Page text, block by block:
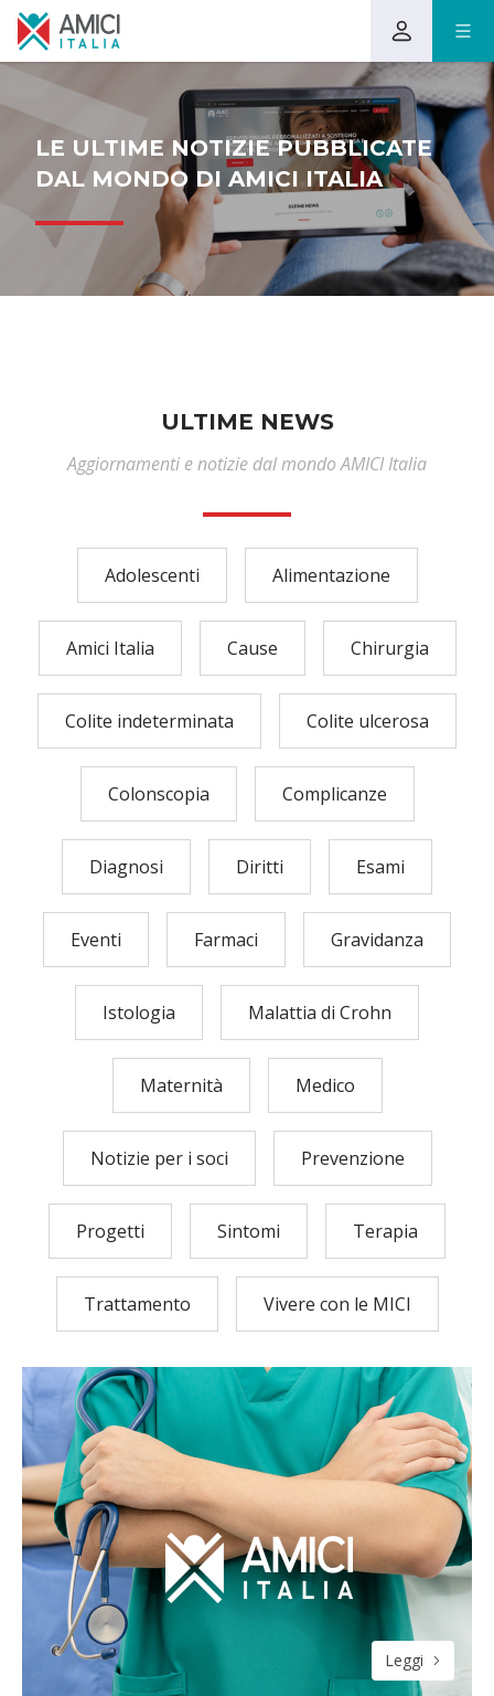
LE ULTIME NOTIZIE PUBBLICATE
DAL MONDO DI AMICI ITALIA
ULTIME NEWS
Aggiornamenti e notizie dal mondo AMICI Italia
Adolescenti Alimentazione
Amici Italia Cause Chirurgia
Colite indeterminata Colite ulcerosa
Colonscopia Complicanze
Diagnosi Diritti Esami
Eventi Farmaci Gravidanza
Istologia Malattia di Crohn
Maternità Medico
Notizie per i soci Prevenzione
Progetti Sintomi Terapia
Trattamento Vivere con le MICI
Leggi